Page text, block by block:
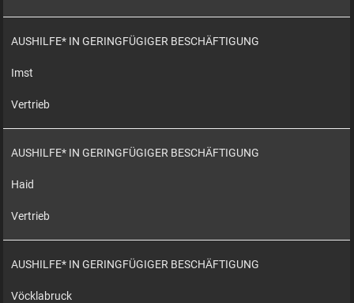
AUSHILFE* IN GERINGFÜGIGER BESCHÄFTIGUNG
Imst
Vertrieb
AUSHILFE* IN GERINGFÜGIGER BESCHÄFTIGUNG
Haid
Vertrieb
AUSHILFE* IN GERINGFÜGIGER BESCHÄFTIGUNG
Vöcklabruck